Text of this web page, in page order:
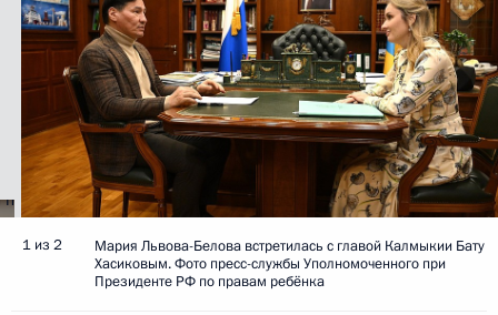
1 из 2
Мария Львова-Белова встретилась с главой Калмыкии Бату
Хасиковым. Фото пресс-службы Уполномоченного при
Президенте РФ по правам ребёнка